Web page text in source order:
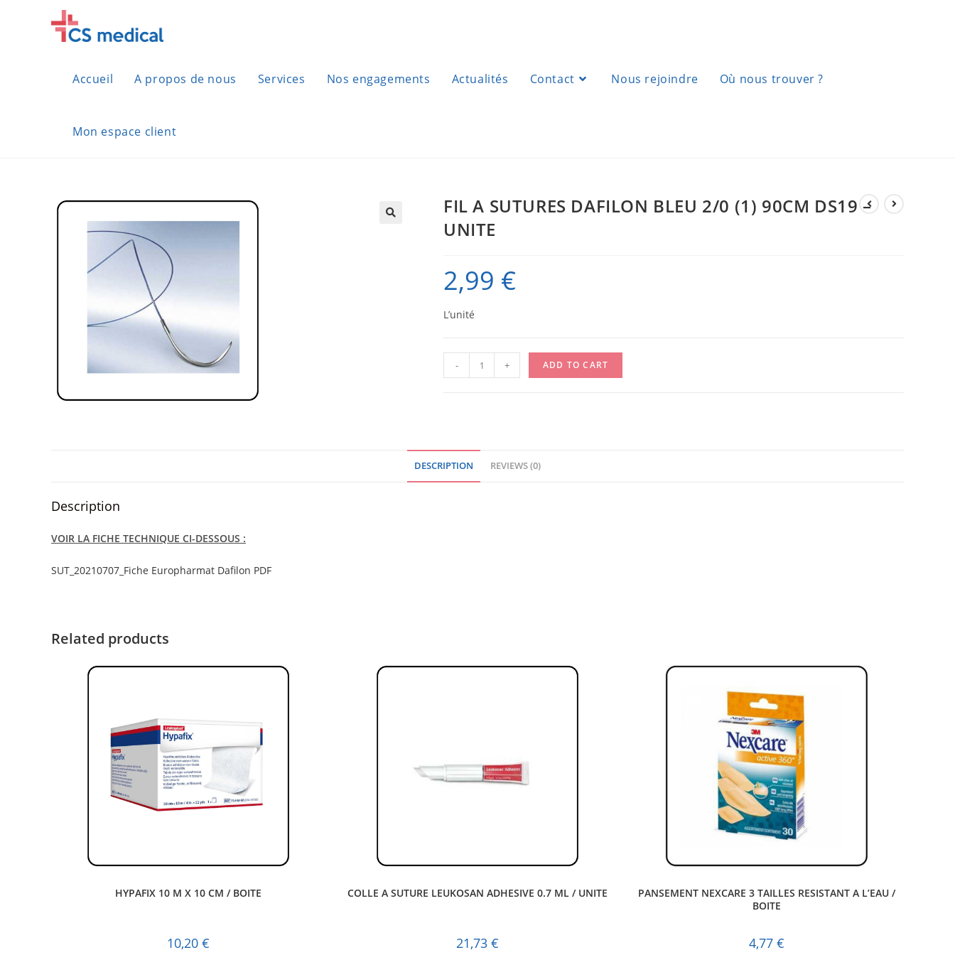
Accueil A propos de nous Services Nos engagements Actualités Contact Nous rejoindre Où nous trouver ?
Mon espace client
FIL A SUTURES DAFILON BLEU 2/0 (1) 90CM DS19 –
UNITE
2,99 €
L’unité
A
2/0
(1)
90CM
- + ADD TO CART
DESCRIPTION REVIEWS (0)
Description
VOIR LA FICHE TECHNIQUE CI-DESSOUS :
SUT_20210707_Fiche Europharmat Dafilon PDF
Related products
HYPAFIX 10 M X 10 CM / BOITE
10,20€
COLLE A SUTURE LEUKOSAN ADHESIVE 0.7 ML / UNITE
21,73 €
PANSEMENT NEXCARE 3 TAILLES RESISTANT A L’EAU /
BOITE
4,77 €